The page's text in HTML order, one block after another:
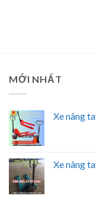
MỚI NHẤT
Xe nâng
Xe nâng